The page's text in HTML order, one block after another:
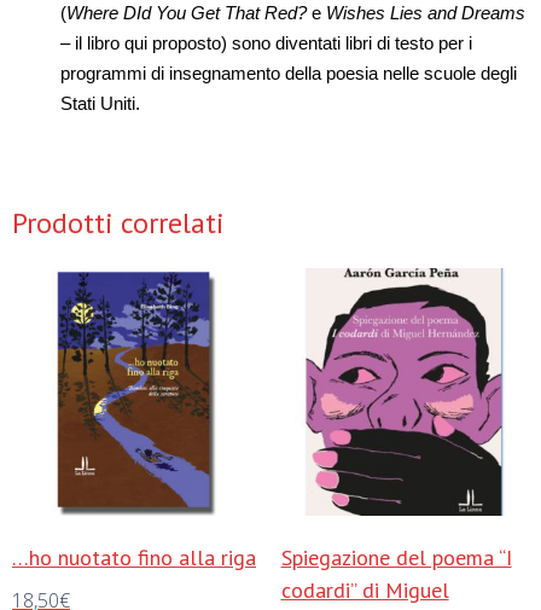
(Where DId You Get That Red?e Wishes Lies and Dreams
– il libro qui proposto) sono diventati libri di testo per i
programmi di insegnamento della poesia nelle scuole degli
Stati Uniti.
Prodotti correlati
…ho nuotato fino alla riga
18,50€
Spiegazione del poema “I
codardi” di Miguel